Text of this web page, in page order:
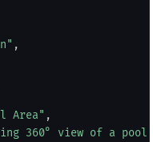
,
Area" ,
360° view of a